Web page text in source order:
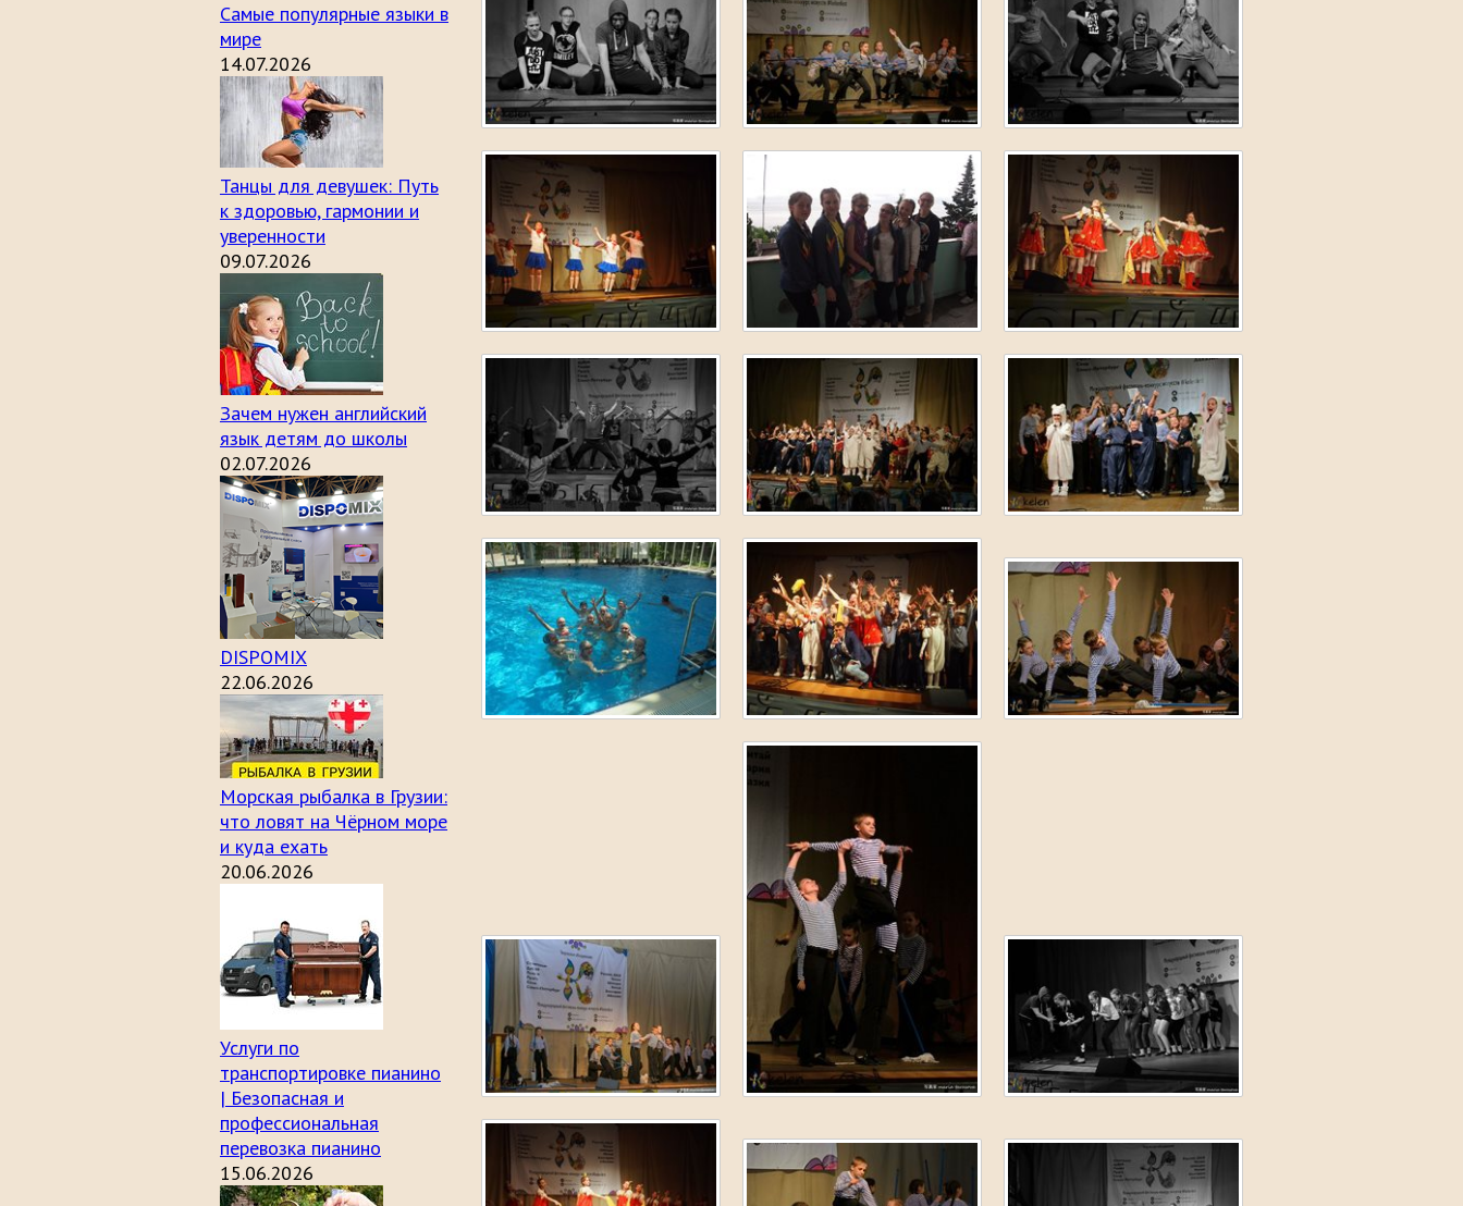
Самые популярные языки в
мире
14.07.2026
Танцы для девушек: Путь
к здоровью, гармонии и
уверенности
09.07.2026
Зачем нужен английский
язык детям до школы
02.07.2026
DISPOMIX
22.06.2026
Морская рыбалка в Грузии:
что ловят на Чёрном море
и куда ехать
20.06.2026
Услуги по
транспортировке пианино
| Безопасная и
профессиональная
перевозка пианино
15.06.2026